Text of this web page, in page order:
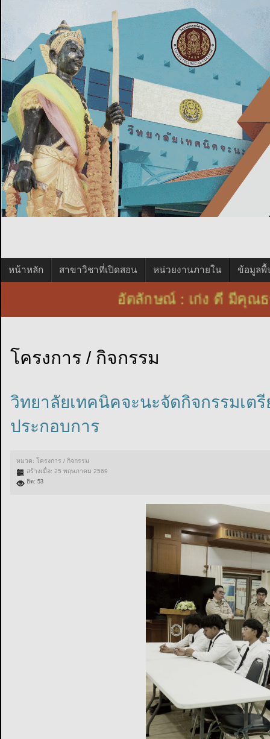
หน้าหลัก สาขาวิชาที่เปิดสอน หน่วยงานภายใน ข้อมูลพื้
อัตลักษณ์ : เก่ง ดี มี
โครงการ / กิจกรรม
วิทยาลัยเทคนิคจะนะจัดกิจกรรมเ
ประกอบการ
หมวด:
โครงการ / กิจกรรม
สร้างเมื่อ: 25 พฤษภาคม 2569
ฮิต: 53